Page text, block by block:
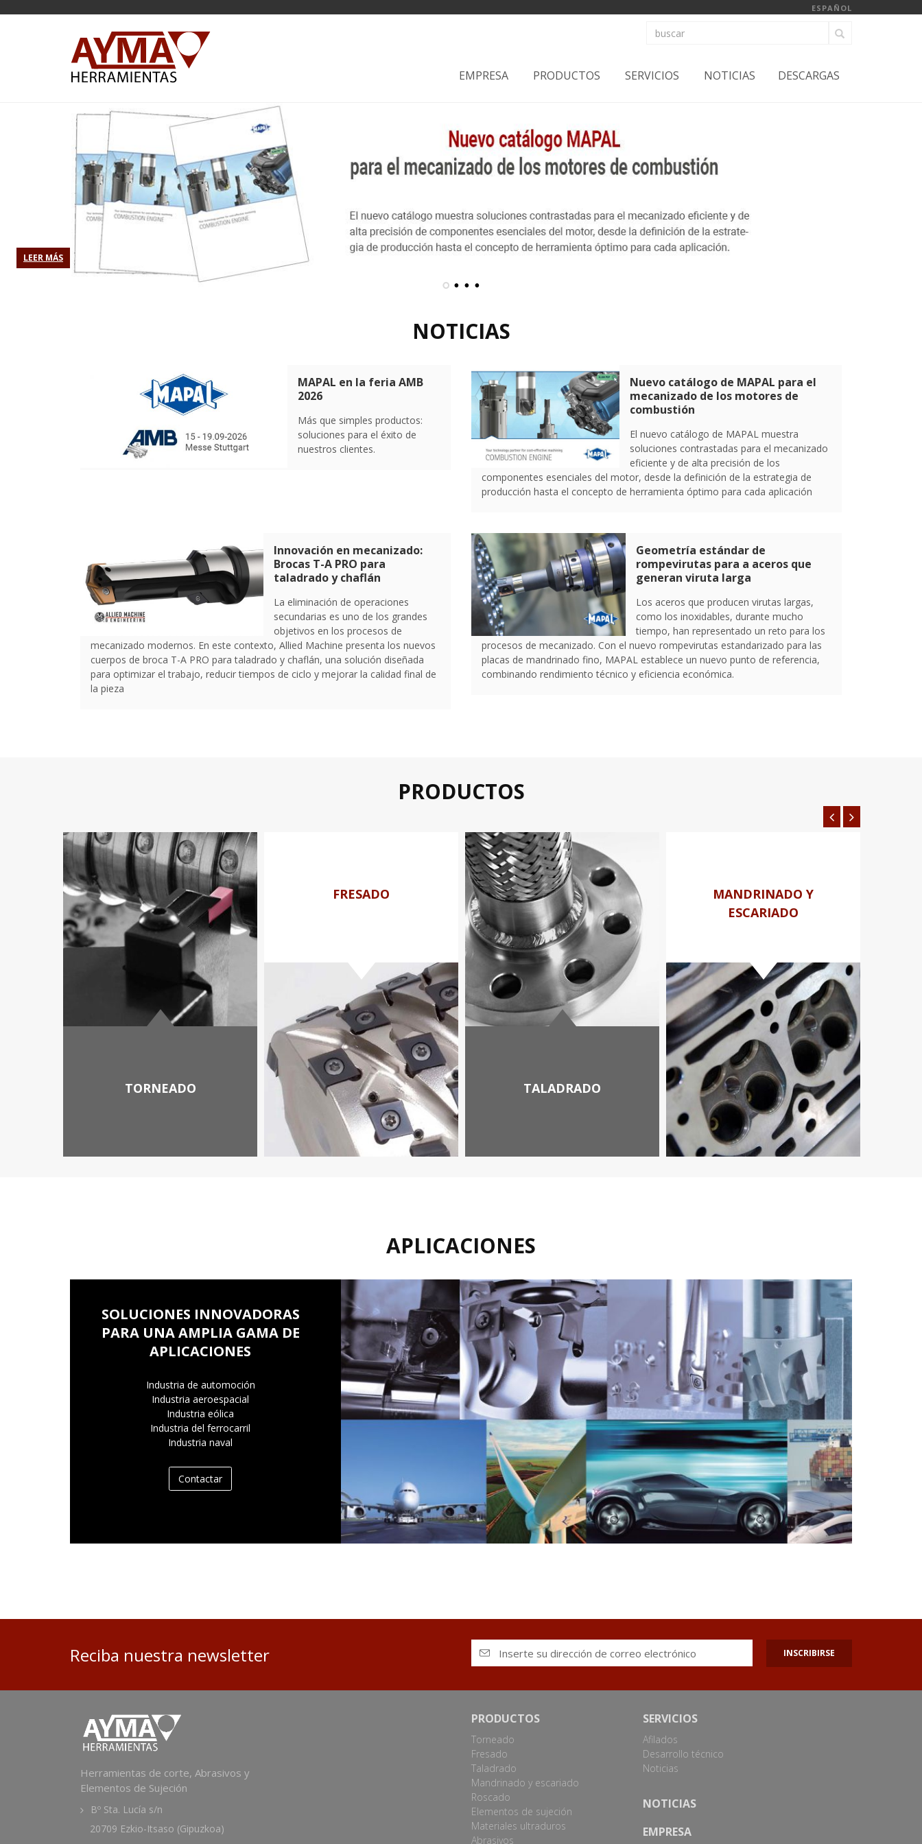
ESPAÑOL
EMPRESA PRODUCTOS SERVICIOS NOTICIAS DESCARGAS
LEER MÁS
NOTICIAS
MAPAL en la feria AMB
2026
Más que simples productos:
soluciones para el éxito de
nuestros clientes.
Nuevo catálogo de MAPAL para el
mecanizado de los motores de
combustión
El nuevo catálogo de MAPAL muestra
soluciones contrastadas para el mecanizado
eficiente y de alta precisión de los
componentes esenciales del motor, desde la definición de la estrategia de
producción hasta el concepto de herramienta óptimo para cada aplicación
Innovación en mecanizado:
Brocas T-A PRO para
taladrado y chaflán
La eliminación de operaciones
secundarias es uno de los grandes
objetivos en los procesos de
mecanizado modernos. En este contexto, Allied Machine presenta los nuevos
cuerpos de broca T-A PRO para taladrado y chaflán, una solución diseñada
para optimizar el trabajo, reducir tiempos de ciclo y mejorar la calidad final de
la pieza
Geometría estándar de
rompevirutas para a aceros que
generan viruta larga
Los aceros que producen virutas largas,
como los inoxidables, durante mucho
tiempo, han representado un reto para los
procesos de mecanizado. Con el nuevo rompevirutas estandarizado para las
placas de mandrinado fino, MAPAL establece un nuevo punto de referencia,
combinando rendimiento técnico y eficiencia económica.
PRODUCTOS
TORNEADO
FRESADO
TALADRADO
MANDRINADO Y
ESCARIADO
APLICACIONES
SOLUCIONES INNOVADORAS
PARA UNA AMPLIA GAMA DE
APLICACIONES
Industria de automoción
Industria aeroespacial
Industria eólica
Industria del ferrocarril
Industria naval
Contactar
Reciba nuestra newsletter INSCRIBIRSE
Herramientas de corte, Abrasivos y
Elementos de Sujeción
Bº Sta. Lucía s/n
20709 Ezkio-Itsaso (Gipuzkoa)
PRODUCTOS
Torneado
Fresado
Taladrado
Mandrinado y escariado
Roscado
Elementos de sujeción
Materiales ultraduros
Abrasivos
SERVICIOS
Afilados
Desarrollo técnico
Noticias
NOTICIAS
EMPRESA